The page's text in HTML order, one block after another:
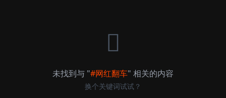
未找到与 "#网红翻车" 相关的内容
换个关键词试试？